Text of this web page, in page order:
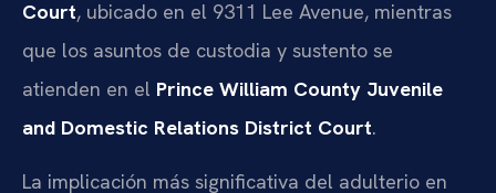
Court, ubicado en el 9311 Lee Avenue, mientras
que los asuntos de custodia y sustento se
atienden en el Prince William County Juvenile
and Domestic Relations District Court.
La implicación más significativa del adulterio en